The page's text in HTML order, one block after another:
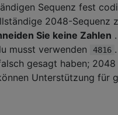
Sequenz fest
2048-Sequenz
Sie keine Zahlen
musst verwenden 4816 .
gesagt haben;
Unterstützung für